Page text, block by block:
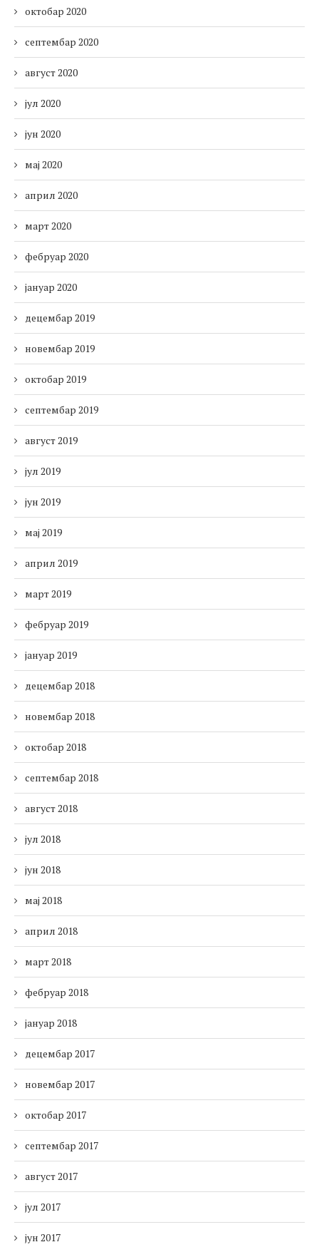
октобар 2020
септембар 2020
август 2020
јул 2020
јун 2020
мај 2020
април 2020
март 2020
фебруар 2020
јануар 2020
децембар 2019
новембар 2019
октобар 2019
септембар 2019
август 2019
јул 2019
јун 2019
мај 2019
април 2019
март 2019
фебруар 2019
јануар 2019
децембар 2018
новембар 2018
октобар 2018
септембар 2018
август 2018
јул 2018
јун 2018
мај 2018
април 2018
март 2018
фебруар 2018
јануар 2018
децембар 2017
новембар 2017
октобар 2017
септембар 2017
август 2017
јул 2017
јун 2017